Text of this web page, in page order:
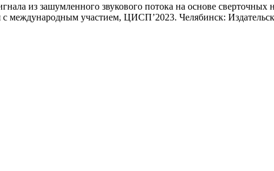
из зашумленного звукового потока на основе
с международным участием, ЦИСП’2023. Челябинск: